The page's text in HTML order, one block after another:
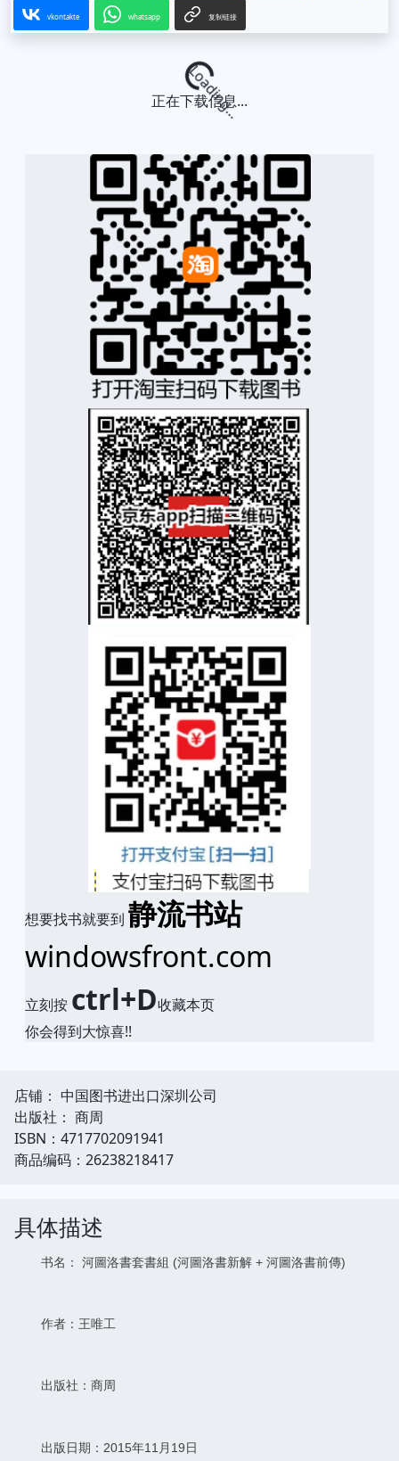
vkontakte whatsapp 复制链接
Loading...
正在下载信息...
想要找书就要到 静流书站
windowsfront.com
立刻按 ctrl+D收藏本页
你会得到大惊喜!!
店铺： 中国图书进出口深圳公司
出版社： 商周
ISBN：4717702091941
商品编码：26238218417
具体描述
书名： 河圖洛書套書組 (河圖洛書新解 + 河圖洛書前傳)
作者：王唯工
出版社：商周
出版日期：2015年11月19日